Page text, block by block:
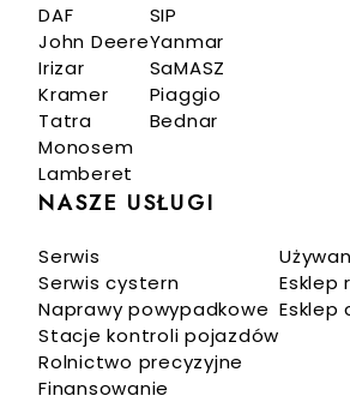
DAF
John Deere
Irizar
Kramer
Tatra
Monosem
Lamberet
SIP
Yanmar
SaMASZ
Piaggio
Bednar
NASZE USŁUGI
Serwis
Serwis cystern
Naprawy powypadkowe
Stacje kontroli pojazdów
Rolnictwo precyzyjne
Finansowanie
Esklep
Esklep